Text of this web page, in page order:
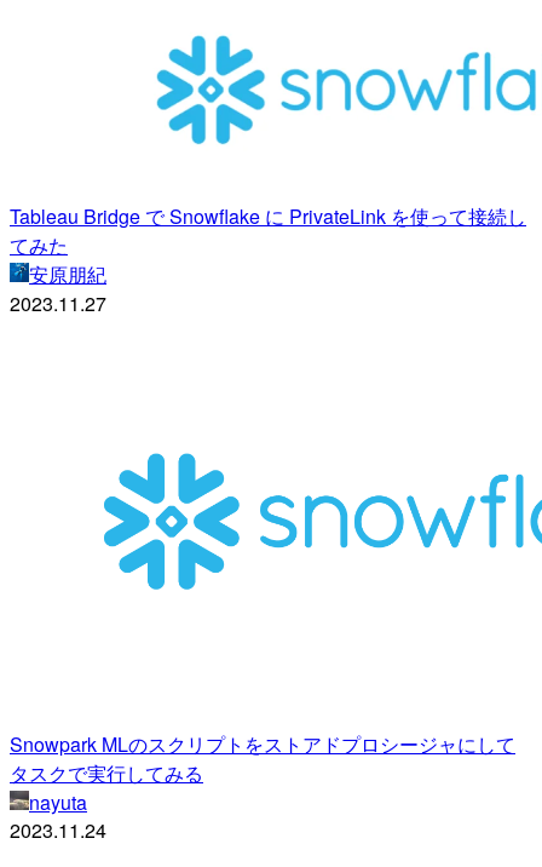
Tableau Bridge で Snowflake に PrivateLink を使って接続し
てみた
安原朋紀
2023.11.27
Snowpark MLのスクリプトをストアドプロシージャにして
タスクで実行してみる
nayuta
2023.11.24